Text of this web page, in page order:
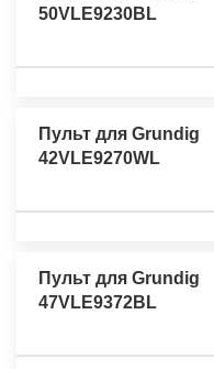
50VLE9230BL
Пульт для Grundig
42VLE9270WL
Пульт для Grundig
47VLE9372BL